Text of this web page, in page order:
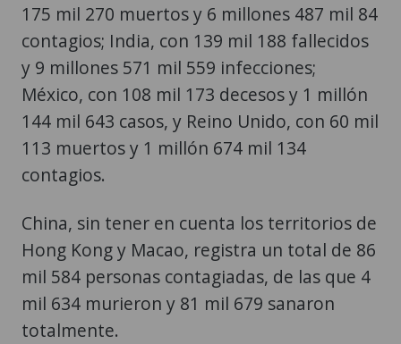
175 mil 270 muertos y 6 millones 487 mil 84
contagios; India, con 139 mil 188 fallecidos
y 9 millones 571 mil 559 infecciones;
México, con 108 mil 173 decesos y 1 millón
144 mil 643 casos, y Reino Unido, con 60 mil
113 muertos y 1 millón 674 mil 134
contagios.
China, sin tener en cuenta los territorios de
Hong Kong y Macao, registra un total de 86
mil 584 personas contagiadas, de las que 4
mil 634 murieron y 81 mil 679 sanaron
totalmente.